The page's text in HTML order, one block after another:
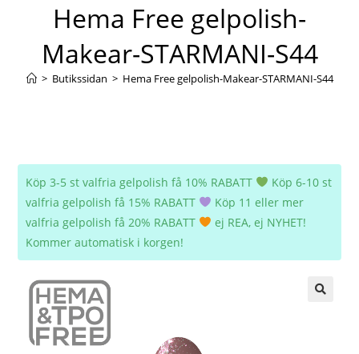
Hema Free gelpolish-
Makear-STARMANI-S44
> Butikssidan > Hema Free gelpolish-Makear-STARMANI-S44
Köp 3-5 st valfria gelpolish få 10% RABATT
Köp 6-10 st
valfria gelpolish få 15% RABATT
Köp 11 eller mer
valfria gelpolish få 20% RABATT
ej REA, ej NYHET!
Kommer automatisk i korgen!